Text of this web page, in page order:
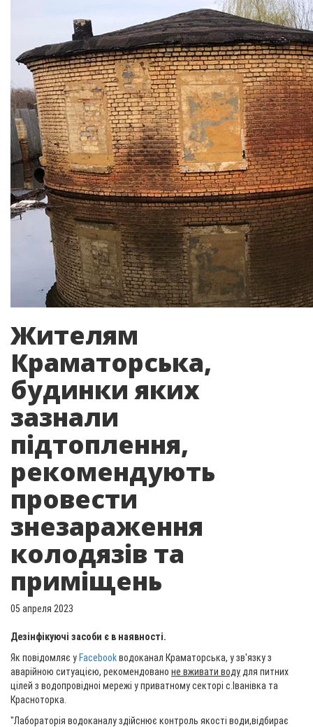
Жителям
Краматорська,
будинки яких
зазнали
підтоплення,
рекомендують
провести
знезараження
колодязів та
приміщень
05 апреля 2023
Дезінфікуючі засоби є в наявності.
Як повідомляє у Facebookводоканал Краматорська, у зв'язку з
аварійною ситуацією, рекомендовано не вживати воду для питних
цілей з водопровідноі мережі у приватному секторі с.Іванівка та
Красноторка.
"Лабораторія водоканалу здійснює контроль якості води,відбирає